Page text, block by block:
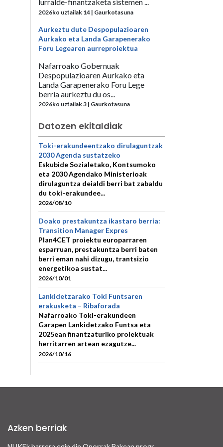
2026ko uztailak 14 | Gaurkotasuna
Aurkeztu dute Despopulazioaren
Aurkako eta Landa Garapenerako
Foru Legearen aurreproiektua
Nafarroako Gobernuak
Despopulazioaren Aurkako eta
Landa Garapenerako Foru Lege
berria aurkeztu du os...
2026ko uztailak 3 | Gaurkotasuna
Datozen ekitaldiak
Toki-erakundeentzako dirulaguntzak
2030 Agenda sustatzeko
Eskubide Sozialetako, Kontsumoko
eta 2030 Agendako Ministerioak
dirulaguntza deialdi berri bat zabaldu
du toki-erakundee...
2026/08/10
Doako prestakuntza ikastaro berria:
Transition Manager Expres
Plan4CET proiektu europarraren
esparruan, prestakuntza berri baten
berri eman nahi dizugu, trantsizio
energetikoa sustat...
2026/10/01
Lankidetzarako Toki Funtsaren
erakusketa – Ribaforada
Nafarroako Toki-erakundeen
Garapen Lankidetzako Funtsa eta
2025ean finantzaturiko proiektuak
herritarren artean ezagutze...
2026/10/16
Azken berriak